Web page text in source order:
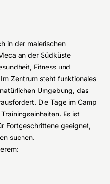
in der malerischen
an der Südküste
Fitness und
Zentrum steht funktionales
Umgebung, das
Die Tage im Camp
Es ist
Fortgeschrittene geeignet,
suchen.